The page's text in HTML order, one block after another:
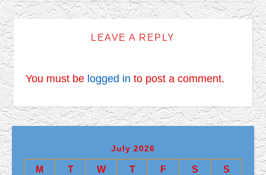
LEAVE A REPLY
You must be logged in to post a comment.
July 2026
M T W T F S
S